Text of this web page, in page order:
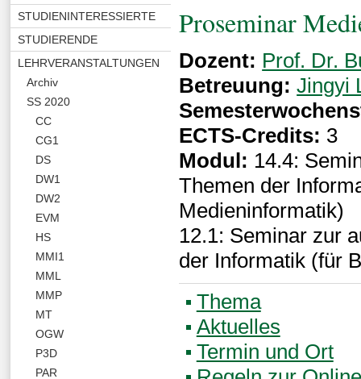
STUDIENINTERESSIERTE
STUDIERENDE
LEHRVERANSTALTUNGEN
Archiv
SS 2020
CC
CG1
DS
DW1
DW2
EVM
HS
MMI1
MML
MMP
MT
OGW
P3D
PAR
Proseminar
Dozent: Prof. Dr.
Betreuung: Jingyi
ECTS-Credits: 3
Modul: 14.4:
Themen der
Medieninformatik)
12.1: Seminar zur
der Informatik (für
Thema
Aktuelles
Termin und Ort